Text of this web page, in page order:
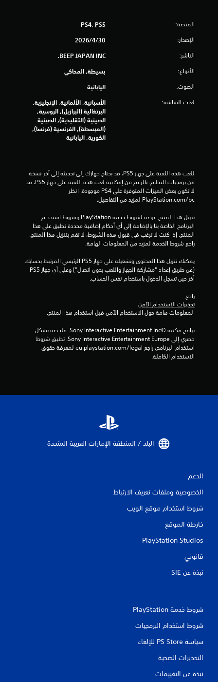
1
7
م
ا
ل
ق
ي
المنصة: PS4, PS5
الإصدار: 30‏/4‏/2026
الناشر: BEEP JAPAN INC.
الأنواع: بسيطة, المحاكي
الصوت: اليابانية
لغات الشاشة:
الأسبانية, الألمانية, الإنجليزية,
البرتغالية (البرازيل), الروسية,
الصينية (التقليدية), الصينية
(المبسطة), الفرنسية (فرنسا),
الكورية, اليابانية
‎PlayStation.com/bc لمزيد من التفاصيل.
راجع شروط الخدمة لمزيد من المعلومات الهامة.
آخر حين تسجل الدخول باستخدام نفس الحساب.
راجع
تحذيرات الاستخدام الآمن
الاستخدام الكاملة.
البلد / المنطقة الإمارات العربية المتحدة‏
الدعم
الخصوصية وملفات تعريف الارتباط
شروط استخدام موقع الويب
خارطة الموقع
PlayStation Studios
قانوني
نبذة عن SIE‏
شروط خدمة PlayStation‏
شروط استخدام البرمجيات
سياسة PS Store للإلغاء
التحذيرات الصحية
نبذة عن التقييمات